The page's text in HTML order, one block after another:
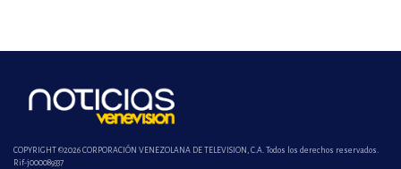
COPYRIGHT ©2026 CORPORACIÓN VENEZOLANA DE TELEVISION, C.A. Todos los derechos reservados.
Rif-j000089337